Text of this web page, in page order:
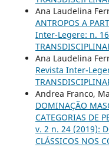
Ana Laudelina
ANTROPOS A
Inter-Legere: n. 16
Ana Laudelina
Revista Inter-
Andrea Franco,
DOMINAÇÃO
CATEGORIAS DE
v. 2 n. 24 (2019):
CLÁSSICOS NOS